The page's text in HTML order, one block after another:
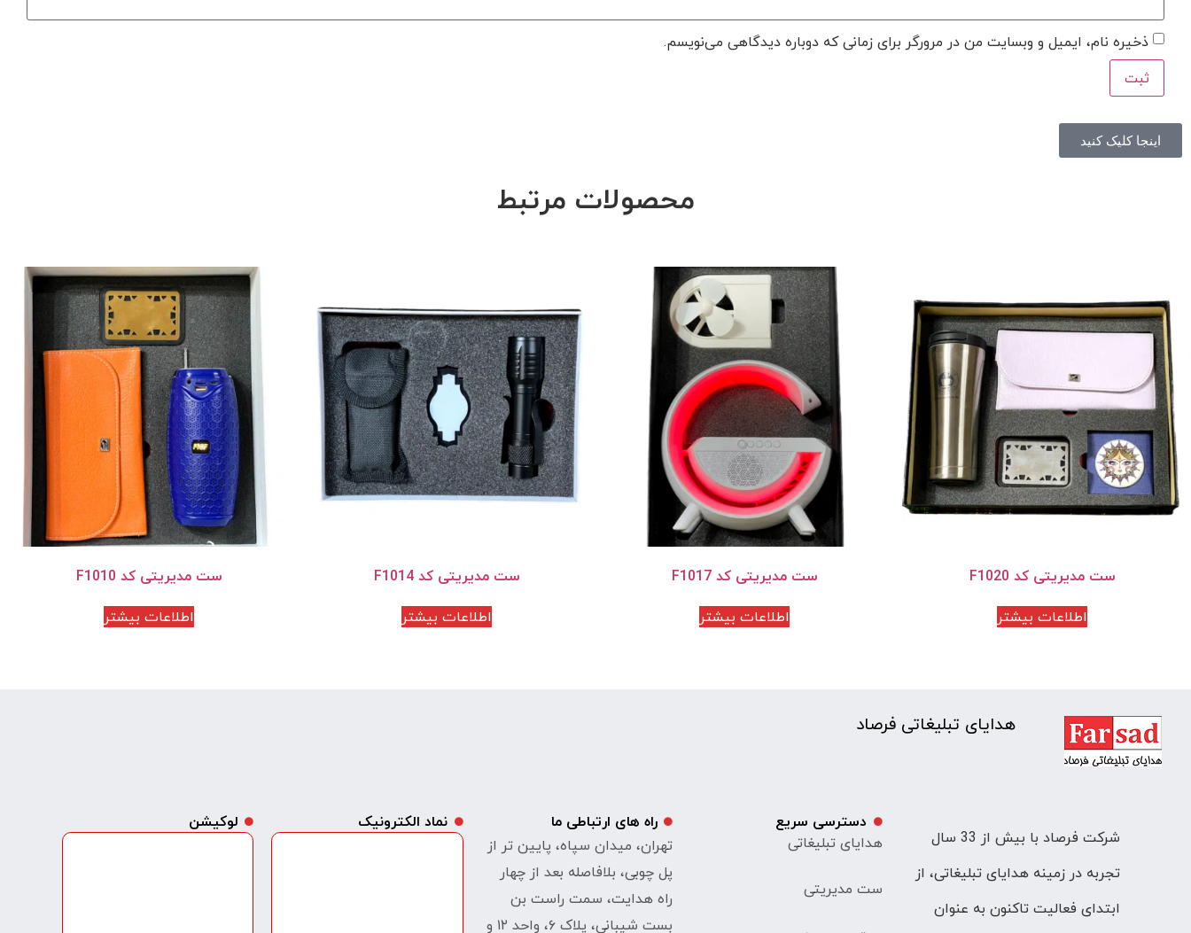
ذخیره نام، ایمیل و وبسایت من در مرورگر برای زمانی که دوباره دیدگاهی می‌نویسم.
اینجا کلیک کنید
محصولات مرتبط
ست مدیریتی کد F1020
اطلاعات بیشتر
ست مدیریتی کد F1017
اطلاعات بیشتر
ست مدیریتی کد F1014
اطلاعات بیشتر
ست مدیریتی کد F1010
اطلاعات بیشتر
هدایای تبلیغاتی فرصاد
شرکت فرصاد با بیش از 33 سال
تجربه در زمینه هدایای تبلیغاتی، از
ابتدای فعالیت تاکنون به عنوان
دسترسی سریع
هدایای تبلیغاتی
ست مدیریتی
راه های ارتباطی ما
تهران، میدان سپاه، پایین تر از
پل چوبی، بلافاصله بعد از چهار
راه هدایت، سمت راست بن
بست شیبانی، پلاک ۶، واحد ۱۲ و
نماد الکترونیک لوکیشن